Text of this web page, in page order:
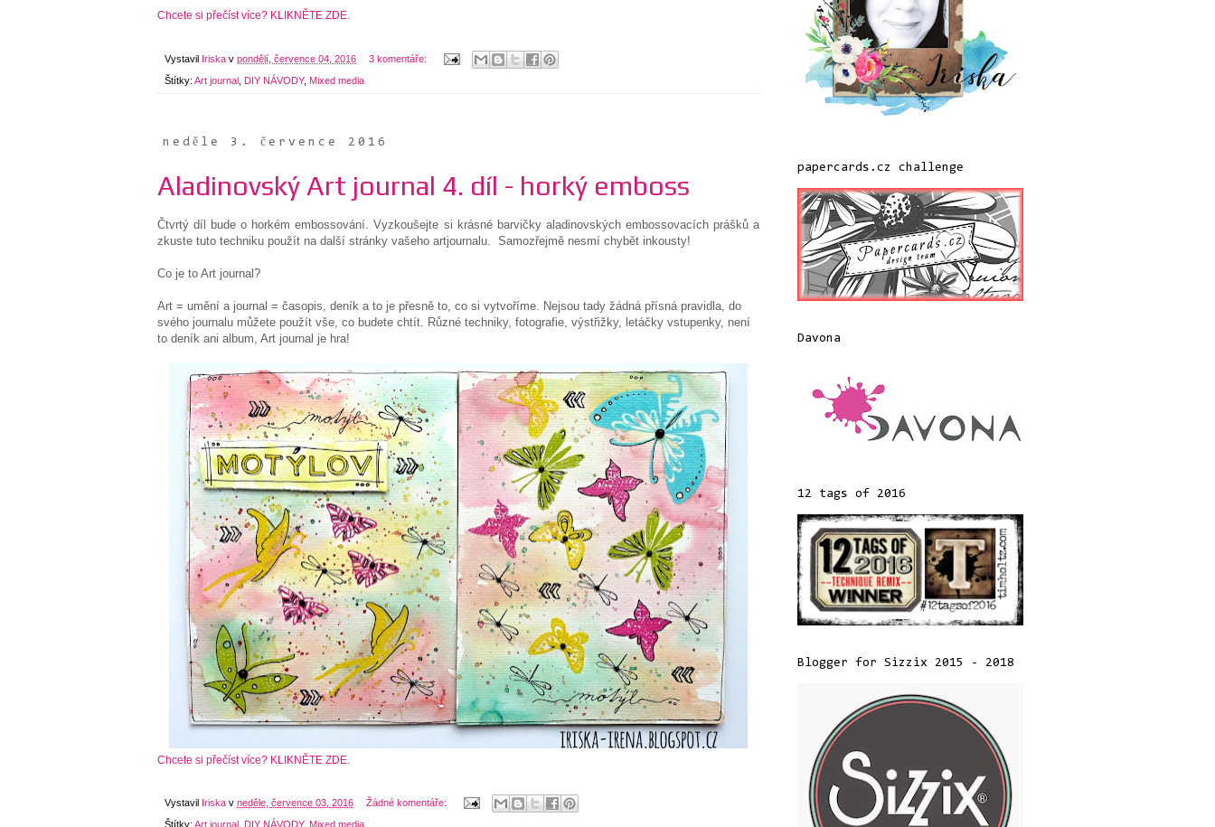
Chcete si přečíst více? KLIKNĚTE ZDE.
Vystavil Iriska v pondělí, července 04, 2016 3 komentáře:
Štítky: Art journal DIY NÁVODY, Mixed media
neděle 3. července 2016
Aladinovský Art journal 4. díl - horký emboss
Čtvrtý díl bude o horkém embossování. Vyzkoušejte si krásné barvičky aladinovských embossovacích prášků a
zkuste tuto techniku použít na další stránky vašeho artjournalu. Samozřejmě nesmí chybět inkousty!
Co je to Art journal?
Art = umění a journal = časopis, deník a to je přesně to, co si vytvoříme. Nejsou tady žádná přísná pravidla, do
svého journalu můžete použít vše, co budete chtít. Různé techniky, fotografie, výstřižky, letáčky vstupenky, není
to deník ani album, Art journal je hra!
Chcete si přečíst více? KLIKNĚTE ZDE.
Vystavil Iriska v neděle, července 03, 2016 Žádné komentáře:
Štítky: Art journal DIY NÁVODY, Mixed media
papercards.cz challenge
Davona
12 tags of 2016
Blogger for Sizzix 2015 - 2018